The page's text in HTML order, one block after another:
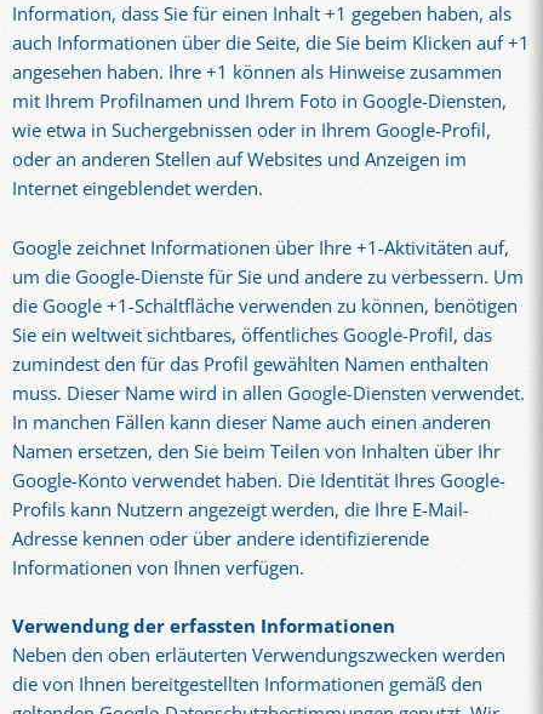
Information, dass Sie für einen Inhalt +1 gegeben haben, als
auch Informationen über die Seite, die Sie beim Klicken auf +1
angesehen haben. Ihre +1 können als Hinweise zusammen
mit Ihrem Profilnamen und Ihrem Foto in Google-Diensten,
wie etwa in Suchergebnissen oder in Ihrem Google-Profil,
oder an anderen Stellen auf Websites und Anzeigen im
Internet eingeblendet werden.
Google zeichnet Informationen über Ihre +1-Aktivitäten auf,
um die Google-Dienste für Sie und andere zu verbessern. Um
die Google +1-Schaltfläche verwenden zu können, benötigen
Sie ein weltweit sichtbares, öffentliches Google-Profil, das
zumindest den für das Profil gewählten Namen enthalten
muss. Dieser Name wird in allen Google-Diensten verwendet.
In manchen Fällen kann dieser Name auch einen anderen
Namen ersetzen, den Sie beim Teilen von Inhalten über Ihr
Google-Konto verwendet haben. Die Identität Ihres Google-
Profils kann Nutzern angezeigt werden, die Ihre E-Mail-
Adresse kennen oder über andere identifizierende
Informationen von Ihnen verfügen.
Verwendung der erfassten Informationen
Neben den oben erläuterten Verwendungszwecken werden
die von Ihnen bereitgestellten Informationen gemäß den